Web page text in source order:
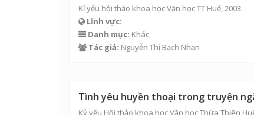
Kỉ yếu hội thảo khoa học Văn học TT Huế, 2003
Lĩnh vực:
Danh mục: Khác
Tác giả: Nguyễn Thị Bạch Nhạn
Tình yêu huyền thoại trong truyện
Kỷ yếu Hội thảo khoa học Văn học Thừa Thiên